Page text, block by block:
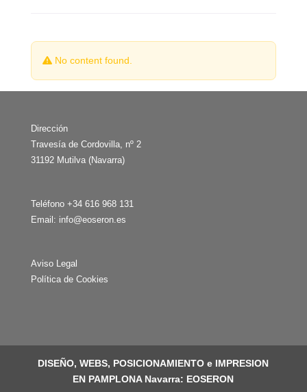
No content found.
Dirección
Travesía de Cordovilla, nº 2
31192 Mutilva (Navarra)
Teléfono +34 616 968 131
Email: info@eoseron.es
Aviso Legal
Política de Cookies
DISEÑO, WEBS, POSICIONAMIENTO e IMPRESION
EN PAMPLONA Navarra: EOSERON